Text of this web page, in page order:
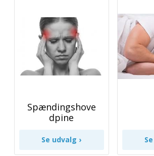
Spændingshove
dpine